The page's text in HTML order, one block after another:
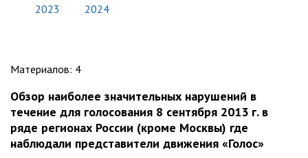
2023 2024
Материалов: 4
Обзор наиболее значительных нарушений в
течение для голосования 8 сентября 2013 г. в
ряде регионах России (кроме Москвы) где
наблюдали представители движения «Голос»